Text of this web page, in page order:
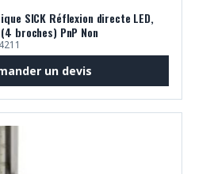
SICK Réflexion directe LED,
broches) PnP Non
un devis